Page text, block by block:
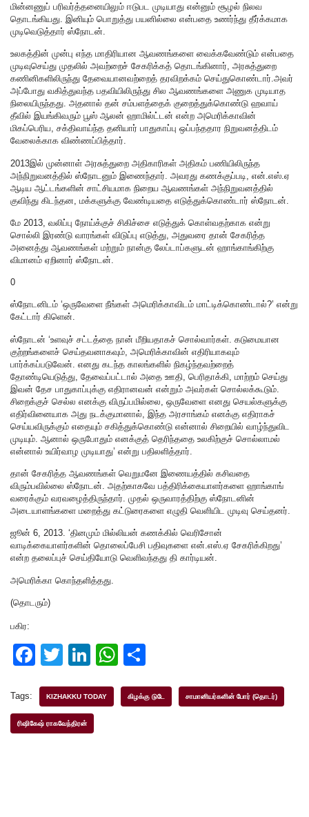
மின்னணுப் பரிவர்த்தனையிலும் ஈடுபட முடியாது என்னும் சூழல் நிலவ
தொடங்கியது. இனியும் பொறுத்து பயனில்லை என்பதை உணர்ந்து தீர்க்கமாக
முடிவெடுத்தார் ஸ்நோடன்.
உலகத்தின் முன்பு எந்த மாதிரியான ஆவணங்களை வைக்கவேண்டும் என்பதை
முடிவுசெய்து முதலில் அவற்றைச் சேகரிக்கத் தொடங்கினார், அரசுத்துறை
கணினிகளிலிருந்து தேவையானவற்றைத் தரவிறக்கம் செய்துகொண்டார்.அவர்
அப்போது வகித்துவந்த பதவியிலிருந்து சில ஆவணங்களை அணுக முடியாத
நிலையிருந்தது. அதனால் தன் சம்பளத்தைக் குறைத்துக்கொண்டு ஹவாய்
தீவில் இயங்கிவரும் பூஸ் ஆலன் ஹாமில்ட்டன் என்ற அமெரிக்காவின்
மிகப்பெரிய, சக்திவாய்ந்த தனியார் பாதுகாப்பு ஒப்பந்ததார நிறுவனத்திடம்
வேலைக்காக விண்ணப்பித்தார்.
2013இல் முன்னாள் அரசுத்துறை அதிகாரிகள் அதிகம் பணியிலிருந்த
அந்நிறுவனத்தில் ஸ்நோடனும் இணைந்தார். அவரது கணக்குப்படி, என்.எஸ்.ஏ
ஆடிய ஆட்டங்களின் சாட்சியமாக நிறைய ஆவணங்கள் அந்நிறுவனத்தில்
குவிந்து கிடந்தன, மக்களுக்கு வேண்டியதை எடுத்துக்கொண்டார் ஸ்நோடன்.
மே 2013, வலிப்பு நோய்க்குச் சிகிச்சை எடுத்துக் கொள்வதற்காக என்று
சொல்லி இரண்டு வாரங்கள் விடுப்பு எடுத்து, அதுவரை தான் சேகரித்த
அனைத்து ஆவணங்கள் மற்றும் நான்கு லேப்டாப்களுடன் ஹாங்காங்கிற்கு
விமானம் ஏறினார் ஸ்நோடன்.
0
ஸ்நோடனிடம் ‘ஒருவேளை நீங்கள் அமெரிக்காவிடம் மாட்டிக்கொண்டால்?’ என்று
கேட்டார் கிளென்.
ஸ்நோடன் ‘உளவுச் சட்டத்தை நான் மீறியதாகச் சொல்வார்கள். கடுமையான
குற்றங்களைச் செய்தவனாகவும், அமெரிக்காவின் எதிரியாகவும்
பார்க்கப்படுவேன். எனது கடந்த காலங்களில் நிகழ்ந்தவற்றைத்
தோண்டியெடுத்து, தேவைப்பட்டால் அதை ஊதி, பெரிதாக்கி, மாற்றம் செய்து
இவன் தேச பாதுகாப்புக்கு எதிரானவன் என்றும் அவர்கள் சொல்லக்கூடும்.
சிறைக்குச் செல்ல எனக்கு விருப்பமில்லை, ஒருவேளை எனது செயல்களுக்கு
எதிர்வினையாக அது நடக்குமானால், இந்த அரசாங்கம் எனக்கு எதிராகச்
செய்யவிருக்கும் எதையும் சகித்துக்கொண்டு என்னால் சிறையில் வாழ்ந்துவிட
முடியும். ஆனால் ஒருபோதும் எனக்குத் தெரிந்ததை உலகிற்குச் சொல்லாமல்
என்னால் உயிர்வாழ முடியாது’ என்று பதிலளித்தார்.
தான் சேகரித்த ஆவணங்கள் வெறுமனே இணையத்தில் கசிவதை
விரும்பவில்லை ஸ்நோடன். அதற்காகவே பத்திரிக்கையாளர்களை ஹாங்காங்
வரைக்கும் வரவழைத்திருந்தார். முதல் ஒருவாரத்திற்கு ஸ்நோடனின்
அடையாளங்களை மறைத்து கட்டுரைகளை எழுதி வெளியிட முடிவு செய்தனர்.
ஜூன் 6, 2013. ‘தினமும் மில்லியன் கணக்கில் வெரிசோன்
வாடிக்கையாளர்களின் தொலைப்பேசி பதிவுகளை என்.எஸ்.ஏ சேகரிக்கிறது’
என்ற தலைப்புச் செய்தியோடு வெளிவந்தது தி கார்டியன்.
அமெரிக்கா கொந்தளித்தது.
(தொடரும்)
பகிர:
F
c
e
T
tt
er
Li
k
e
W
at ar
Tags: KIZHAKKU TODAY கிழக்கு டுடே சாமானியர்களின் போர் (தொடர்)
ரிஷிகேஷ் ராகவேந்திரன்